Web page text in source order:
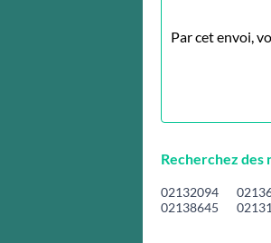
Par cet envoi,
Recherchez des
02132094
02138645